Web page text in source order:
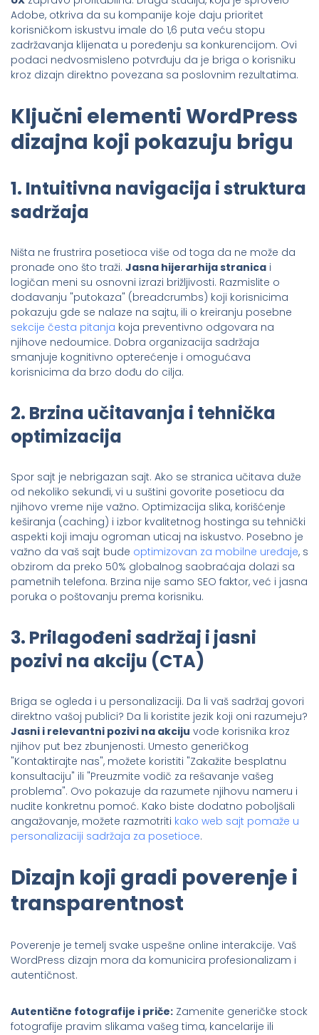
Adobe, otkriva da su kompanije koje daju prioritet
korisničkom iskustvu imale do 1,6 puta veću stopu
zadržavanja klijenata u poređenju sa konkurencijom. Ovi
podaci nedvosmisleno potvrđuju da je briga o korisniku
kroz dizajn direktno povezana sa poslovnim rezultatima.
Ključni elementi WordPress
dizajna koji pokazuju brigu
1. Intuitivna navigacija i struktura
sadržaja
Ništa ne frustrira posetioca više od toga da ne može da
pronađe ono što traži. Jasna hijerarhija stranica i
logičan meni su osnovni izrazi brižljivosti. Razmislite o
dodavanju "putokaza" (breadcrumbs) koji korisnicima
pokazuju gde se nalaze na sajtu, ili o kreiranju posebne
sekcije česta pitanja koja preventivno odgovara na
njihove nedoumice. Dobra organizacija sadržaja
smanjuje kognitivno opterećenje i omogućava
korisnicima da brzo dođu do cilja.
2. Brzina učitavanja i tehnička
optimizacija
Spor sajt je nebrigazan sajt. Ako se stranica učitava duže
od nekoliko sekundi, vi u suštini govorite posetiocu da
njihovo vreme nije važno. Optimizacija slika, korišćenje
keširanja (caching) i izbor kvalitetnog hostinga su tehnički
aspekti koji imaju ogroman uticaj na iskustvo. Posebno je
važno da vaš sajt bude optimizovan za mobilne uređaje, s
obzirom da preko 50% globalnog saobraćaja dolazi sa
pametnih telefona. Brzina nije samo SEO faktor, već i jasna
poruka o poštovanju prema korisniku.
3. Prilagođeni sadržaj i jasni
pozivi na akciju (CTA)
Briga se ogleda i u personalizaciji. Da li vaš sadržaj govori
direktno vašoj publici? Da li koristite jezik koji oni razumeju?
Jasni i relevantni pozivi na akciju vode korisnika kroz
njihov put bez zbunjenosti. Umesto generičkog
"Kontaktirajte nas", možete koristiti "Zakažite besplatnu
konsultaciju" ili "Preuzmite vodič za rešavanje vašeg
problema". Ovo pokazuje da razumete njihovu nameru i
nudite konkretnu pomoć. Kako biste dodatno poboljšali
angažovanje, možete razmotriti kako web sajt pomaže u
personalizaciji sadržaja za posetioce.
Dizajn koji gradi poverenje i
transparentnost
Poverenje je temelj svake uspešne online interakcije. Vaš
WordPress dizajn mora da komunicira profesionalizam i
autentičnost.
Autentične fotografije i priče: Zamenite generičke stock
fotografije pravim slikama vašeg tima, kancelarije ili